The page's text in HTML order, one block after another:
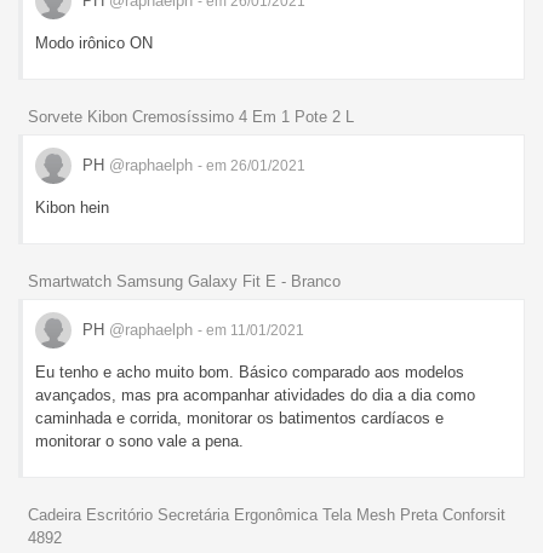
Modo irônico ON
Sorvete Kibon Cremosíssimo 4 Em 1 Pote 2 L
PH @raphaelph - em 26/01/2021
Kibon hein
Smartwatch Samsung Galaxy Fit E - Branco
PH @raphaelph - em 11/01/2021
Eu tenho e acho muito bom. Básico comparado aos modelos
avançados, mas pra acompanhar atividades do dia a dia como
caminhada e corrida, monitorar os batimentos cardíacos e
monitorar o sono vale a pena.
Cadeira Escritório Secretária Ergonômica Tela Mesh Preta Conforsit
4892